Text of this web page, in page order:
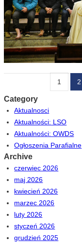
1 2
Category
Aktualnosci
Aktualności: LSO
Aktualności: OWDS
Ogłoszenia Parafialne
Archive
czerwiec 2026
maj 2026
kwiecień 2026
marzec 2026
luty 2026
styczeń 2026
grudzień 2025